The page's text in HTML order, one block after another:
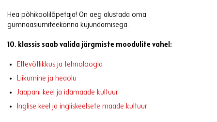
Hea põhikoolilõpetaja! On aeg alustada oma
gümnaasiumiteekonna kujundamisega.
10. klassis saab valida järgmiste moodulite vahel:
Ettevõtlikkus ja tehnoloogia
Liikumine ja heaolu
Jaapani keel ja idamaade kultuur
Inglise keel ja ingliskeelsete maade kultuur